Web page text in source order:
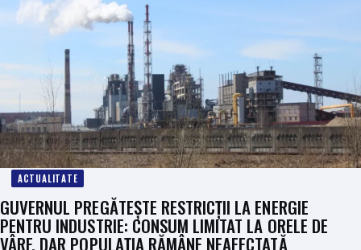
ACTUALITATE
GUVERNUL PREGĂTEȘTE RESTRICȚII LA ENERGIE
PENTRU INDUSTRIE: CONSUM LIMITAT LA ORELE DE
VÂRF, DAR POPULAȚIA RĂMÂNE NEAFECTATĂ